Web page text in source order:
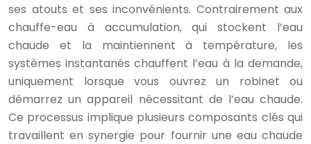
ses atouts et ses inconvénients. Contrairement aux
chauffe-eau à accumulation, qui stockent l’eau
chaude et la maintiennent à température, les
systèmes instantanés chauffent l’eau à la demande,
uniquement lorsque vous ouvrez un robinet ou
démarrez un appareil nécessitant de l’eau chaude.
Ce processus implique plusieurs composants clés qui
travaillent en synergie pour fournir une eau chaude